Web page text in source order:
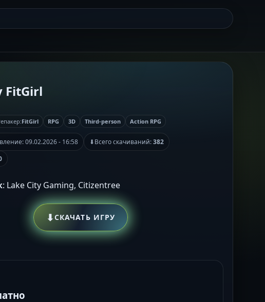
FitGirl
FitGirl RPG 3D Third-person Action RPG
09.02.2026 - 16:58 ⬇Всего скачиваний:382
: Lake City Gaming, Citizentree
⬇СКАЧАТЬ ИГРУ